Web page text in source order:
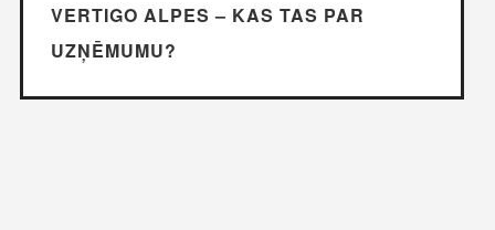
VERTIGO ALPES – KAS TAS PAR
UZŅĒMUMU?